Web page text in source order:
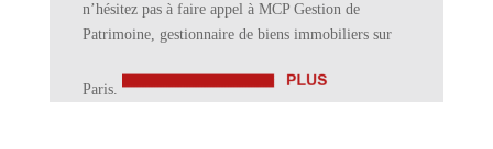
n’hésitez pas à faire appel à MCP Gestion de
Patrimoine, gestionnaire de biens immobiliers sur
Paris.